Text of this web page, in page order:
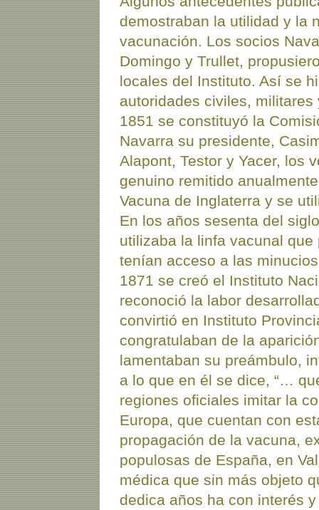
demostraban la utilidad y la
vacunación. Los socios
Domingo y Trullet,
locales del Instituto. Así se
autoridades civiles,
1851 se constituyó la
Navarra su presidente,
Alapont, Testor y Yacer, los
genuino remitido
Vacuna de Inglaterra y se
En los años sesenta del
utilizaba la linfa vacunal
tenían acceso a las
1871 se creó el Instituto
reconoció la labor
convirtió en Instituto
congratulaban de la
lamentaban su preámbulo,
a lo que en él se dice, “…
regiones oficiales imitar la
Europa, que cuentan con
propagación de la vacuna,
populosas de España, en
médica que sin más objeto
dedica años ha con interés